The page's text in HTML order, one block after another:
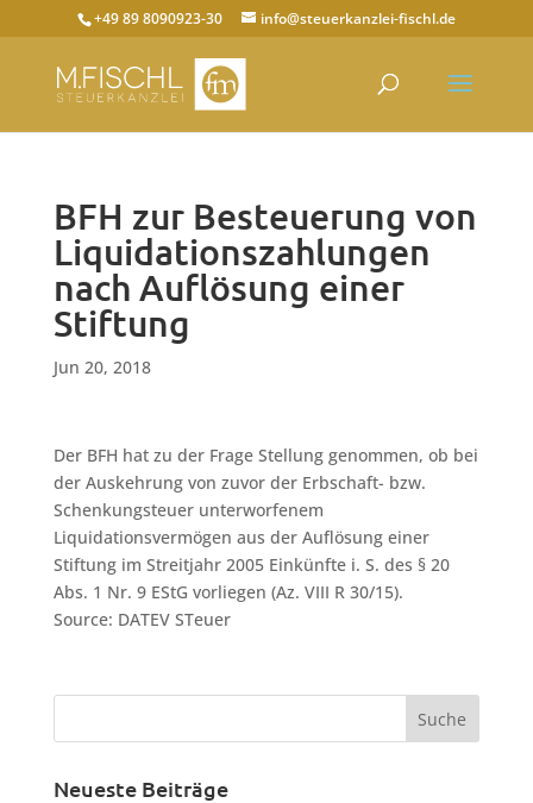
+49 89 8090923-30 info@steuerkanzlei-fischl.de
BFH zur Besteuerung von
Liquidationszahlungen
nach Auflösung einer
Stiftung
Jun 20, 2018
Der BFH hat zu der Frage Stellung genommen, ob bei
der Auskehrung von zuvor der Erbschaft- bzw.
Schenkungsteuer unterworfenem
Liquidationsvermögen aus der Auflösung einer
Stiftung im Streitjahr 2005 Einkünfte i. S. des § 20
Abs. 1 Nr. 9 EStG vorliegen (Az. VIII R 30/15).
Source: DATEV STeuer
Neueste Beiträge